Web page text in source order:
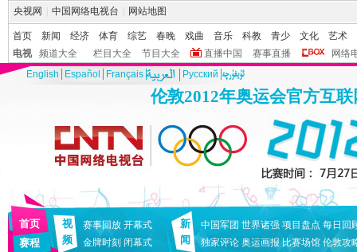
央视网 中国网络电视台 网站地图
首页 新闻 经济 体育 综艺 春晚 戏曲 音乐 科教 青少 文化
艺术
电视
频道大全 栏目大全 节目大全 直播中国 赛事直播
网络
English
Español Français Pусский
伦敦2012年奥运会官方互
首页
赛程
视
频
赛事回放 开幕式
金牌时刻 闭幕式
新
闻
中国军团 世界诸强 项目盘点 每日回
独家评论 奥运画报 比赛场馆 伦敦攻